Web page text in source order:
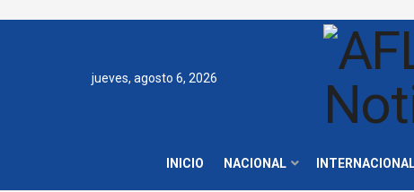
jueves, agosto 6, 2026
INICIO NACIONAL